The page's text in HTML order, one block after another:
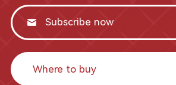
Where to buy